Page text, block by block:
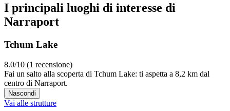
I principali luoghi di interesse di
Narraport
Tchum Lake
8.0/10 (1 recensione)
Fai un salto alla scoperta di Tchum Lake: ti aspetta a 8,2 km dal
centro di Narraport.
Nascondi
Vai alle strutture